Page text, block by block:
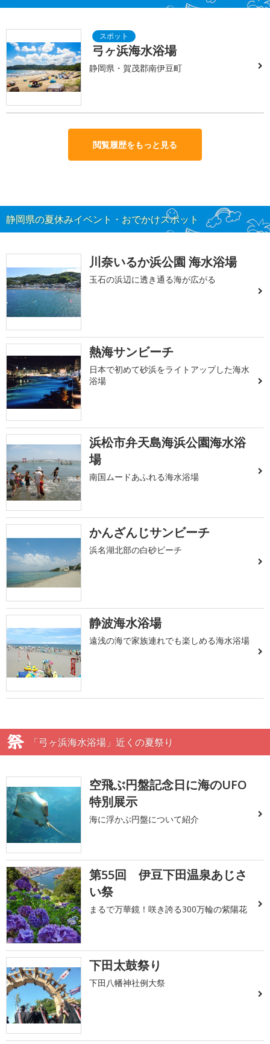
弓ヶ浜海水浴場
静岡県・賀茂郡南伊豆町
閲覧履歴をもっと見る
静岡県の夏休みイベント・おでかけスポット
川奈いるか浜公園 海水浴場
玉石の浜辺に透き通る海が広がる
熱海サンビーチ
日本で初めて砂浜をライトアップした海水
浴場
浜松市弁天島海浜公園海水浴
場
南国ムードあふれる海水浴場
かんざんじサンビーチ
浜名湖北部の白砂ビーチ
静波海水浴場
遠浅の海で家族連れでも楽しめる海水浴場
「弓ヶ浜海水浴場」近くの夏祭り
空飛ぶ円盤記念日に海のUFO
特別展示
海に浮かぶ円盤について紹介
第55回 伊豆下田温泉あじさ
い祭
まるで万華鏡！咲き誇る300万輪の紫陽花
下田太鼓祭り
下田八幡神社例大祭